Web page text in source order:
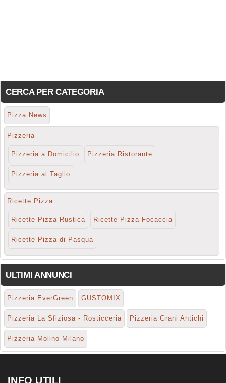
CERCA PER CATEGORIA
Pizza News
Pizzeria
Pizzeria a Domicilio Pizzeria Ristorante
Pizzeria al Taglio
Ricette Pizza
Ricette Pizza Rustica Ricette Pizza Focaccia
Ricette Pizza di Pasqua
ULTIMI ANNUNCI
Pizzeria EverGreen GUSTOMIX
Pizzeria La Sfiziosa - Rosticceria Pizzeria Grani Antichi
Pizzeria Molino Milano
INFO UTILI